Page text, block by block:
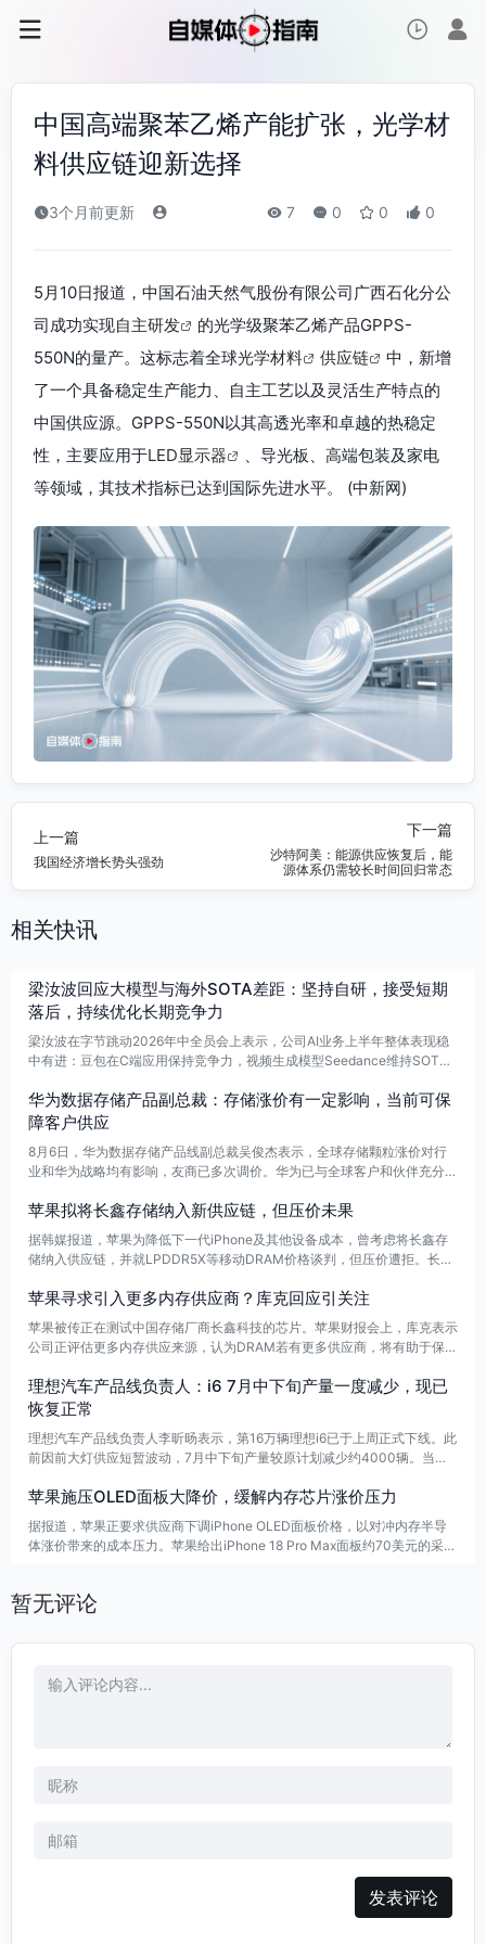
中国高端聚苯乙烯产能扩张，光学材
料供应链迎新选择
3个月前更新 7 0 0 0
5月10日报道，中国石油天然气股份有限公司广西石化分公
司成功实现自主研发
的光学级聚苯乙烯产品GPPS-
550N的量产。这标志着全球光学材料 供应链
中，新增
了一个具备稳定生产能力、自主工艺以及灵活生产特点的
中国供应源。GPPS-550N以其高透光率和卓越的热稳定
性，主要应用于LED显示器
、导光板、高端包装及家电
等领域，其技术指标已达到国际先进水平。 (中新网)
上一篇
我国经济增长势头强劲
下一篇
沙特阿美：能源供应恢复后，能
源体系仍需较长时间回归常态
相关快讯
梁汝波回应大模型与海外SOTA差距：坚持自研，接受短期
落后，持续优化长期竞争力
梁汝波在字节跳动2026年中全员会上表示，公司AI业务上半年整体表现稳
中有进：豆包在C端应用保持竞争力，视频生成模型Seedance维持SOT
实基础能力，接受短期落后，着眼长期优化。这一判断也与张一鸣此前的表
态一致。
华为数据存储产品副总裁：存储涨价有一定影响，当前可保
障客户供应
8月6日，华为数据存储产品线副总裁吴俊杰表示，全球存储颗粒涨价对行
业和华为战略均有影响，友商已多次调价。华为已与全球客户和伙伴充分、
定且多元化的上游供应链，华为已提前做了供应预测与保障。
苹果拟将长鑫存储纳入新供应链，但压价未果
据韩媒报道，苹果为降低下一代iPhone及其他设备成本，曾考虑将长鑫存
储纳入供应链，并就LPDDR5X等移动DRAM价格谈判，但压价遭拒。长鑫
苹果寻求引入更多内存供应商？库克回应引关注
苹果被传正在测试中国存储厂商长鑫科技的芯片。苹果财报会上，库克表示
公司正评估更多内存供应来源，认为DRAM若有更多供应商，将有助于保障
理想汽车产品线负责人：i6 7月中下旬产量一度减少，现已
恢复正常
理想汽车产品线负责人李昕旸表示，第16万辆理想i6已于上周正式下线。此
前因前大灯供应短暂波动，7月中下旬产量较原计划减少约4000辆。当前
下单用户的交付时间。
苹果施压OLED面板大降价，缓解内存芯片涨价压力
据报道，苹果正要求供应商下调iPhone OLED面板价格，以对冲内存半导
体涨价带来的成本压力。苹果给出iPhone 18 Pro Max面板约70美元的采购
暂无评论
发表评论